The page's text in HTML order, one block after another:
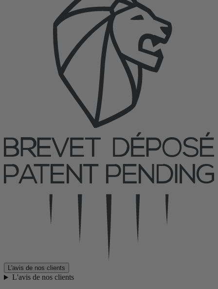
L'avis de nos clients
L'avis de nos clients